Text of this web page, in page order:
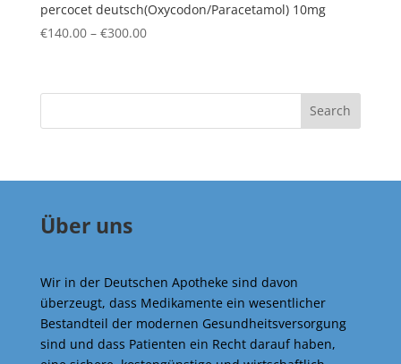
percocet deutsch(Oxycodon/Paracetamol) 10mg
€140.00 – €300.00Price
through
Search
Über uns
Wir in der Deutschen Apotheke sind davon
überzeugt, dass Medikamente ein wesentlicher
Bestandteil der modernen Gesundheitsversorgung
sind und dass Patienten ein Recht darauf haben,